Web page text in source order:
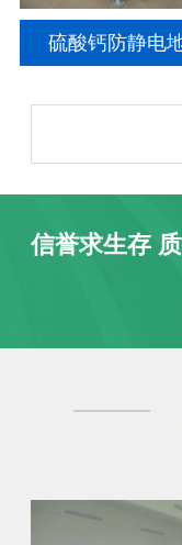
硫酸钙防静电
信誉求生存
防静电地板